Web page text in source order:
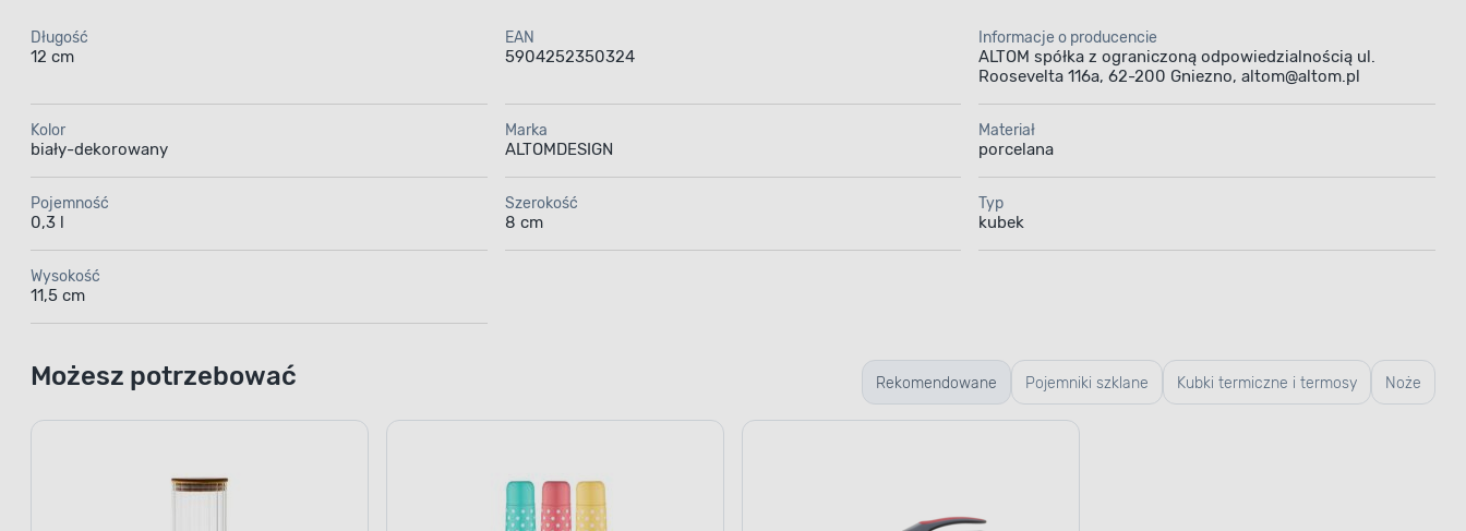
Długość
12 cm
EAN
5904252350324
Informacje o producencie
ALTOM spółka z ograniczoną odpowiedzialnością ul.
Roosevelta 116a, 62-200 Gniezno, altom@altom.pl
Kolor
biały-dekorowany
Marka
ALTOMDESIGN
Materiał
porcelana
Pojemność
0,3 l
Szerokość
8 cm
Typ
kubek
Wysokość
11,5 cm
Rekomendowane Pojemniki szklane Kubki termiczne i termosy Noże
Możesz potrzebować